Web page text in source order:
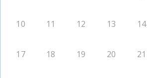
10 11 12 13 14
17 18 19 20 21